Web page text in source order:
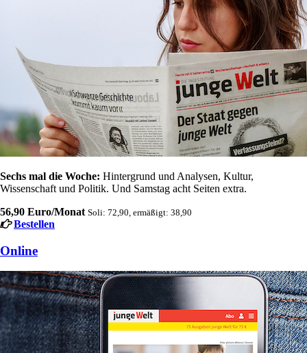
Sechs mal die Woche: Hintergrund und Analysen, Kultur,
Wissenschaft und Politik. Und Samstag acht Seiten extra.
56,90 Euro/Monat Soli: 72,90, ermäßigt: 38,90
Bestellen
Online